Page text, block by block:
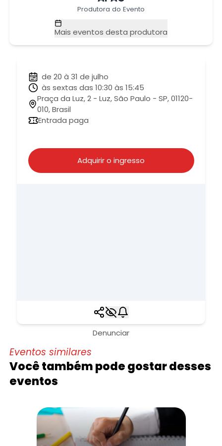
Produtora do Evento
Mais eventos desta produtora
de 20 à 31 de julho
às sextas das 10:30 às 15:45
Praça da Luz, 2 - Luz, São Paulo - SP, 01120-
010, Brasil
Entrada paga
Adquirir o ingresso
Denunciar
Eventos similares
Você também pode gostar desses
eventos